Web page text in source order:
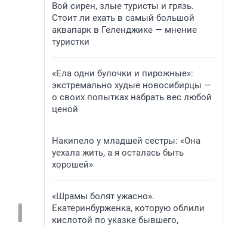
Вой сирен, злые туристы и грязь.
Стоит ли ехать в самый большой
аквапарк в Геленджике — мнение
туристки
«Ела одни булочки и пирожные»:
экстремально худые новосибирцы —
о своих попытках набрать вес любой
ценой
Накипело у младшей сестры: «Она
уехала жить, а я осталась быть
хорошей»
«Шрамы болят ужасно».
Екатеринбурженка, которую облили
кислотой по указке бывшего,